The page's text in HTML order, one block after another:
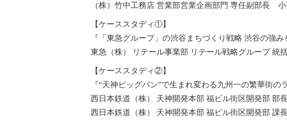
（株）竹中工務店 営業部営業企画部門 専任副部長
【ケーススタディ①】
『「東急グループ」の渋谷まちづくり戦略 渋谷の強み
東急（株） リテール事業部 リテール戦略グループ 統
【ケーススタディ②】
『“天神ビッグバン”で生まれ変わる九州一の繁華街
西日本鉄道（株） 天神開発本部 福ビル街区開発部 部
西日本鉄道（株） 天神開発本部 福ビル街区開発部 課